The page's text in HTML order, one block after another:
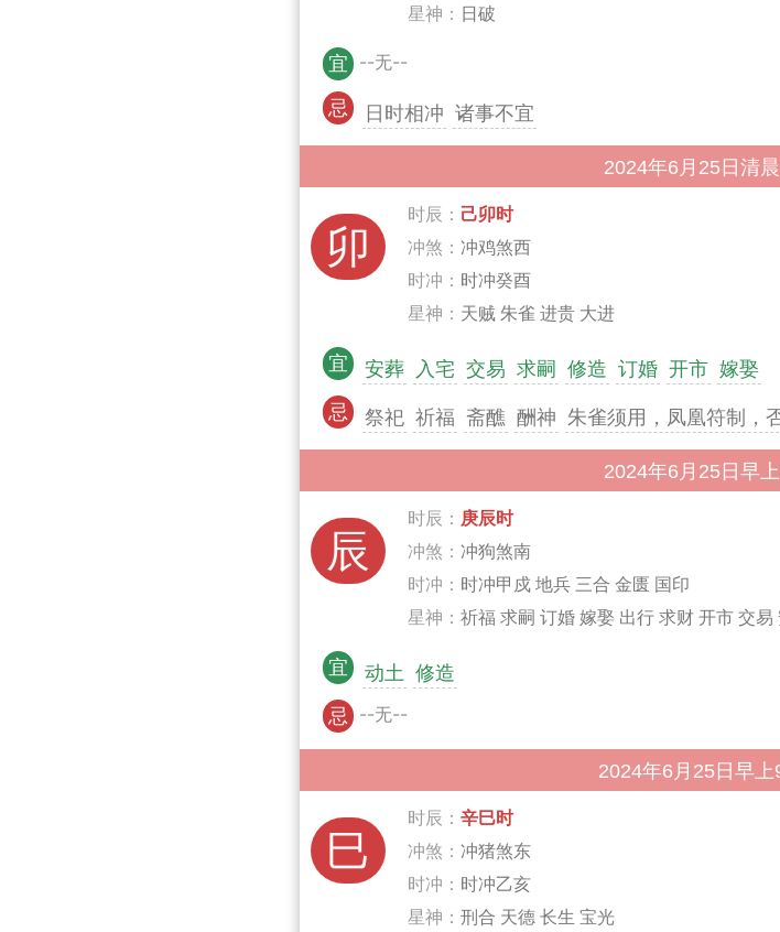
星神： 日破
宜 --无--
忌 日时相冲 诸事不宜
2024年6月25日清
卯
时辰： 己卯时
冲煞： 冲鸡煞西
时冲： 时冲癸酉
星神： 天贼 朱雀 进贵 大进
宜 安葬 入宅 交易 求嗣 修造 订婚 开市 嫁娶
忌 祭祀 祈福 斋醮 酬神 朱雀须用，凤凰符制，
2024年6月25日早
辰
时辰： 庚辰时
冲煞： 冲狗煞南
时冲： 时冲甲戍 地兵 三合 金匮 国印
星神： 祈福 求嗣 订婚 嫁娶 出行 求财 开市 交易
宜 动土 修造
忌 --无--
2024年6月25日早
巳
时辰： 辛巳时
冲煞： 冲猪煞东
时冲： 时冲乙亥
星神： 刑合 天德 长生 宝光